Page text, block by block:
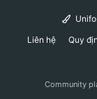
Liên hệ
Quy
Community